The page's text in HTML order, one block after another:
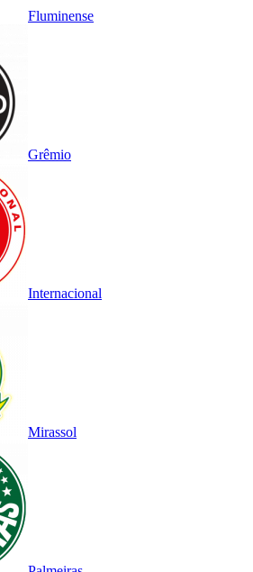
Fluminense
Grêmio
Internacional
Mirassol